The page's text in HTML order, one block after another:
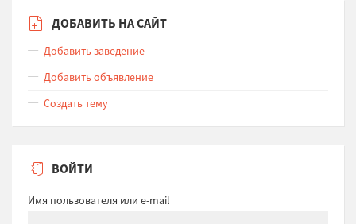
ДОБАВИТЬ НА САЙТ
Добавить заведение
Добавить объявление
Создать тему
ВОЙТИ
Имя пользователя или e-mail